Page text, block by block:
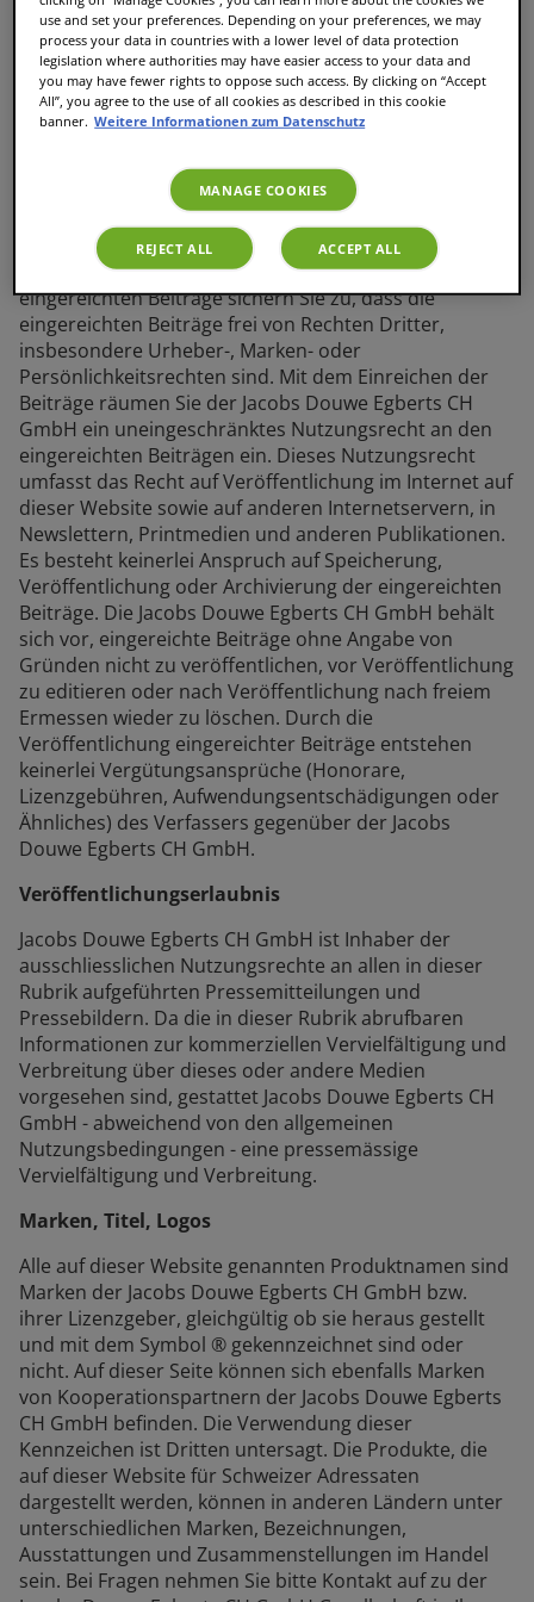
noch im Ganzen oder in Teilen imitiert werden; dies gilt
insbesondere für Marken, Logos, Grafiken, Ton- und
Bildbestandteile, die auf dieser Website genutzt
werden.
In einzelnen Bereichen dieser Website können Sie von
der Möglichkeit Gebrauch machen, Texte, Bildwerke
oder andere Beiträge zur Veröffentlichung
einzureichen. In Bezug auf die von Ihnen so
eingereichten Beiträge sichern Sie zu, dass die
eingereichten Beiträge frei von Rechten Dritter,
insbesondere Urheber-, Marken- oder
Persönlichkeitsrechten sind. Mit dem Einreichen der
Beiträge räumen Sie der Jacobs Douwe Egberts CH
GmbH ein uneingeschränktes Nutzungsrecht an den
eingereichten Beiträgen ein. Dieses Nutzungsrecht
umfasst das Recht auf Veröffentlichung im Internet auf
dieser Website sowie auf anderen Internetservern, in
Newslettern, Printmedien und anderen Publikationen.
Es besteht keinerlei Anspruch auf Speicherung,
Veröffentlichung oder Archivierung der eingereichten
Beiträge. Die Jacobs Douwe Egberts CH GmbH behält
sich vor, eingereichte Beiträge ohne Angabe von
Gründen nicht zu veröffentlichen, vor Veröffentlichung
zu editieren oder nach Veröffentlichung nach freiem
Ermessen wieder zu löschen. Durch die
Veröffentlichung eingereichter Beiträge entstehen
keinerlei Vergütungsansprüche (Honorare,
Lizenzgebühren, Aufwendungsentschädigungen oder
Ähnliches) des Verfassers gegenüber der Jacobs
Douwe Egberts CH GmbH.
Veröffentlichungserlaubnis
Jacobs Douwe Egberts CH GmbH ist Inhaber der
ausschliesslichen Nutzungsrechte an allen in dieser
Rubrik aufgeführten Pressemitteilungen und
Pressebildern. Da die in dieser Rubrik abrufbaren
Informationen zur kommerziellen Vervielfältigung und
Verbreitung über dieses oder andere Medien
vorgesehen sind, gestattet Jacobs Douwe Egberts CH
GmbH - abweichend von den allgemeinen
Nutzungsbedingungen - eine pressemässige
Vervielfältigung und Verbreitung.
Marken, Titel, Logos
Alle auf dieser Website genannten Produktnamen sind
Marken der Jacobs Douwe Egberts CH GmbH bzw.
ihrer Lizenzgeber, gleichgültig ob sie heraus gestellt
und mit dem Symbol ® gekennzeichnet sind oder
nicht. Auf dieser Seite können sich ebenfalls Marken
von Kooperationspartnern der Jacobs Douwe Egberts
CH GmbH befinden. Die Verwendung dieser
Kennzeichen ist Dritten untersagt. Die Produkte, die
auf dieser Website für Schweizer Adressaten
dargestellt werden, können in anderen Ländern unter
unterschiedlichen Marken, Bezeichnungen,
Ausstattungen und Zusammenstellungen im Handel
sein. Bei Fragen nehmen Sie bitte Kontakt auf zu der
use and set your preferences. Depending on your preferences, we may
process your data in countries with a lower level of data protection
legislation where authorities may have easier access to your data and
you may have fewer rights to oppose such access. By clicking on “Accept
All”, you agree to the use of all cookies as described in this cookie
banner. Weitere Informationen zum Datenschutz
MANAGE COOKIES
REJECT ALL ACCEPT ALL